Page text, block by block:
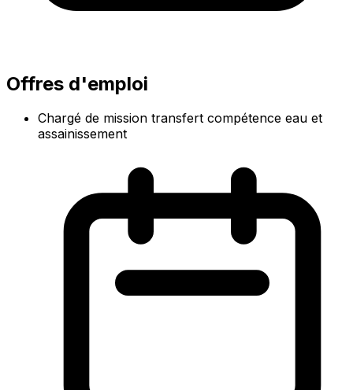
Offres d'emploi
Chargé de mission transfert compétence eau et
assainissement